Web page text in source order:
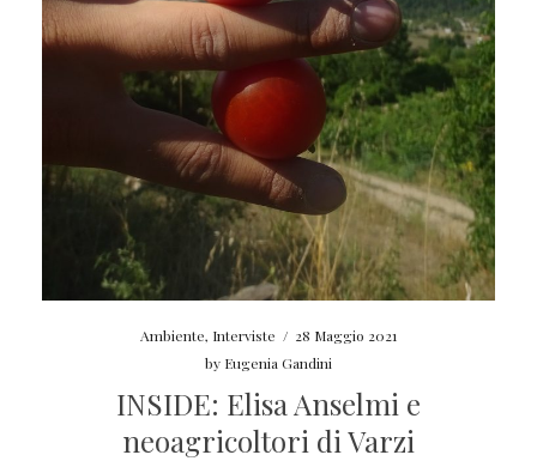
Ambiente, Interviste / 28 Maggio 2021
by Eugenia Gandini
INSIDE: Elisa Anselmi e
neoagricoltori di Varzi